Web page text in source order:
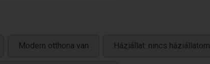
Modern otthona van Háziállat: nincs háziállatom